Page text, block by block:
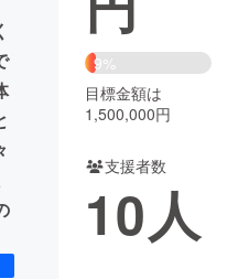
CAMPFIRE Creation
machi-ya コミュニティ
9%
目標金額は
1,500,000円
支援者数
10人